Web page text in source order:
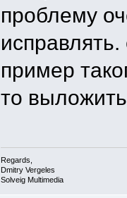
проблему
пример
то
Regards,
Dmitry Vergeles
Solveig Multimedia